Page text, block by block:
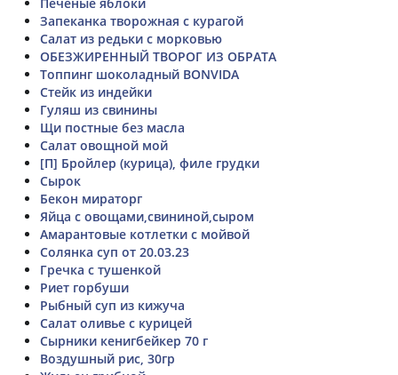
Запеканка творожная с курагой
Салат из редьки с морковью
ОБЕЗЖИРЕННЫЙ ТВОРОГ ИЗ ОБРАТА
Топпинг шоколадный BONVIDA
Стейк из индейки
Гуляш из свинины
Щи постные без масла
Салат овощной мой
[П] Бройлер (курица), филе грудки
Сырок
Бекон мираторг
Яйца с овощами,свининой,сыром
Амарантовые котлетки с мойвой
Солянка суп от 20.03.23
Гречка с тушенкой
Риет горбуши
Рыбный суп из кижуча
Салат оливье с курицей
Сырники кенигбейкер 70 г
Воздушный рис, 30гр